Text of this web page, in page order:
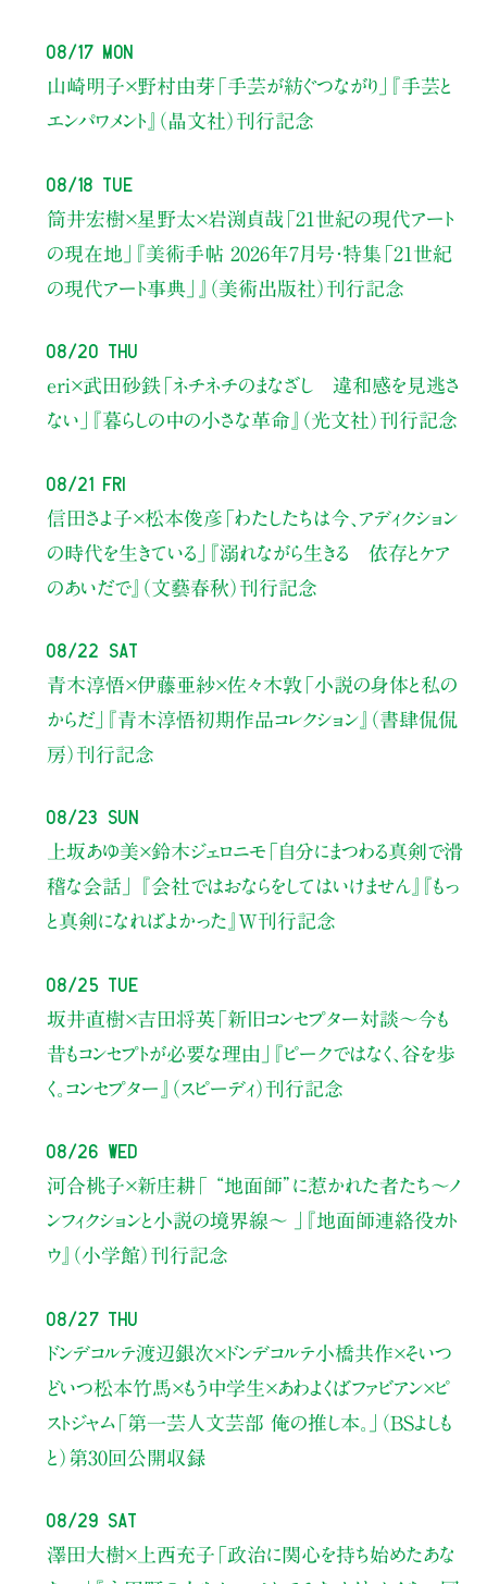
08/17 Mon
山崎明子×野村由芽 「手芸が紡ぐつながり」
『手芸と
エンパワメント』（晶文社）刊行記念
08/18 Tue
筒井宏樹×星野太×岩渕貞哉 「21世紀の現代アート
の現在地」
『美術手帖 2026年7月号・特集「21世紀
の現代アート事典」』（美術出版社）刊行記念
08/20 Thu
eri×武田砂鉄「ネチネチのまなざし 違和感を見逃さ
ない」
『暮らしの中の小さな革命』（光文社）刊行記念
08/21 Fri
信田さよ子×松本俊彦 「わたしたちは今、アディクション
の時代を生きている」
『溺れながら生きる 依存とケア
のあいだで』（文藝春秋）刊行記念
08/22 Sat
青木淳悟×伊藤亜紗×佐々木敦 「小説の身体と私の
からだ」
『青木淳悟初期作品コレクション』（書肆侃侃
房）刊行記念
08/23 Sun
上坂あゆ美×鈴木ジェロニモ 「自分にまつわる真剣で滑
稽な会話」
『会社ではおならをしてはいけません』『もっ
と真剣になればよかった』W刊行記念
08/25 Tue
坂井直樹×吉田将英「新旧コンセプター対談～今も
昔もコンセプトが必要な理由」
『ピークではなく、谷を歩
く。コンセプター』（スピーディ）刊行記念
08/26 Wed
河合桃子×新庄耕「 “地面師”に惹かれた者たち〜ノ
ンフィクションと小説の境界線〜 」
『地面師連絡役カト
ウ』（小学館）刊行記念
08/27 Thu
ドンデコルテ渡辺銀次×ドンデコルテ小橋共作×そいつ
どいつ松本竹馬×もう中学生×あわよくばファビアン×ピ
ストジャム「第一芸人文芸部 俺の推し本。」（BSよしも
と） 第30回公開収録
08/29 Sat
澤田大樹×上西充子 「政治に関心を持ち始めたあな